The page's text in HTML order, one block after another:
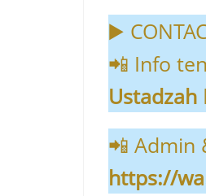
▶️
📲 Info
Ustadzah
📲 Admin
https://